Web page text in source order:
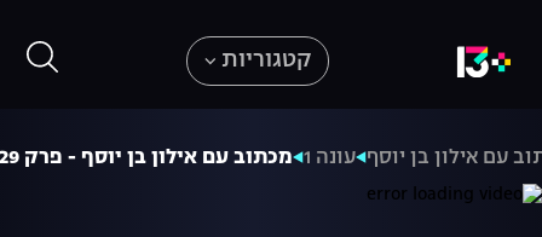
קטגוריות
עם אילון בן יוסף עונה 1 מכתוב עם אילון בן יוסף - פרק 29